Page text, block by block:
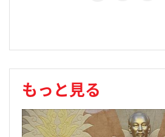
もっと見る